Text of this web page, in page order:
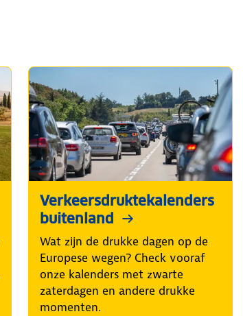
Verkeersdruktekalenders
buitenland
Wat zijn de drukke dagen op de
Europese wegen? Check vooraf
onze kalenders met zwarte
zaterdagen en andere drukke
momenten.